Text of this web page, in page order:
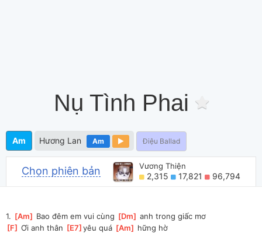
Nụ Tình Phai
Am Hương Lan Am Điệu Ballad
Chọn phiên bản Vương Thiện
2,315 17,821 96,794
1. [Am Bao đêm em vui cùng [Dm ] anh trong giấc mơ
[F ] Ơi anh thân [E7 ]
yêu quá [Am
hững hờ